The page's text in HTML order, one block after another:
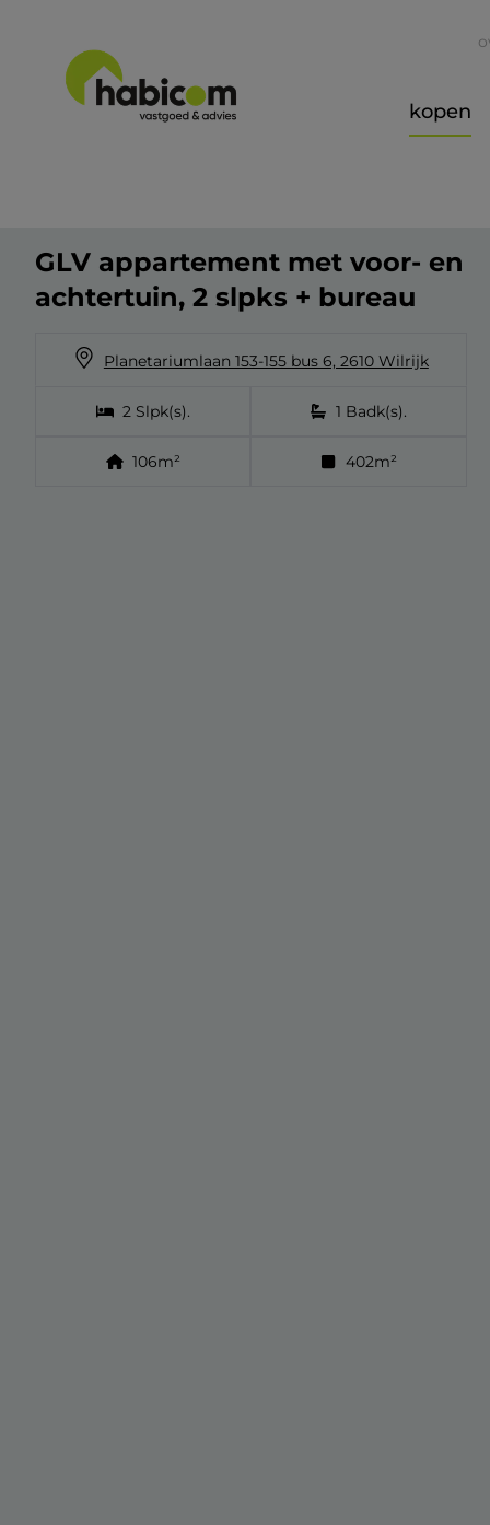
kopen
GLV appartement met voor- en
achtertuin, 2 slpks + bureau
Planetariumlaan 153-155 bus 6, 2610 Wilrijk
2 Slpk(s). 1 Badk(s).
106m² 402m²